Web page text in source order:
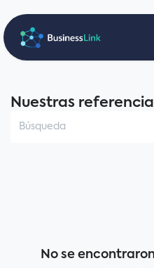
Nuestras
No se